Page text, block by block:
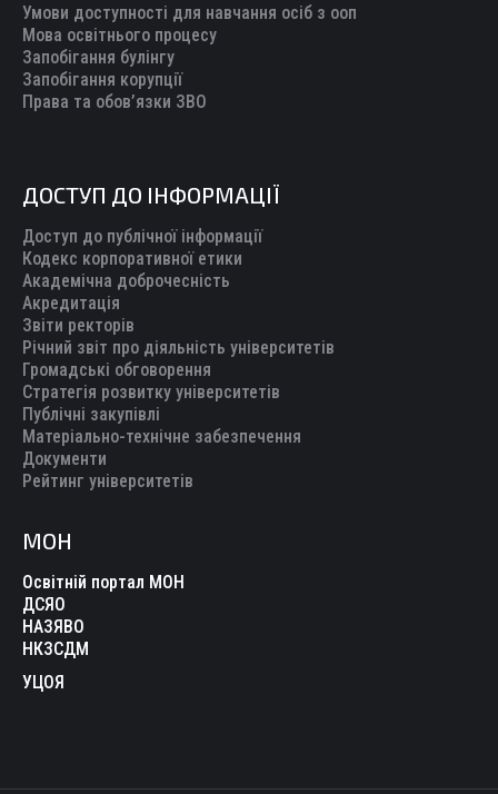
Умови доступності для навчання осіб з ооп
Мова освітнього процесу
Запобігання булінгу
Запобігання корупції
Права та обов’язки ЗВО
ДОСТУП ДО ІНФОРМАЦІЇ
Доступ до публічної інформації
Кодекс корпоративної етики
Академічна доброчесність
Акредитація
Звіти ректорів
Річний звіт про діяльність університетів
Громадські обговорення
Стратегія розвитку університетів
Публічні закупівлі
Матеріально-технічне забезпечення
Документи
Рейтинг університетів
МОН
Освітній портал МОН
ДСЯО
НАЗЯВО
НКЗСДМ
УЦОЯ